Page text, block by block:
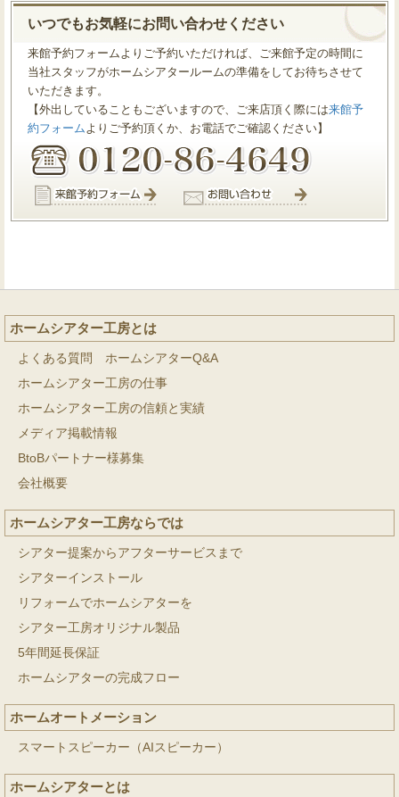
いつでもお気軽にお問い合わせください
来館予約フォームよりご予約いただければ、ご来館予定の時間に
当社スタッフがホームシアタールームの準備をしてお待ちさせて
いただきます。
【外出していることもございますので、ご来店頂く際には来館予
約フォーム よりご予約頂くか、お電話でご確認ください】
ホームシアター工房とは
よくある質問 ホームシアターQ&A
ホームシアター工房の仕事
ホームシアター工房の信頼と実績
メディア掲載情報
BtoBパートナー様募集
会社概要
ホームシアター工房ならでは
シアター提案からアフターサービスまで
シアターインストール
リフォームでホームシアターを
シアター工房オリジナル製品
5年間延長保証
ホームシアターの完成フロー
ホームオートメーション
スマートスピーカー（AIスピーカー）
ホームシアターとは